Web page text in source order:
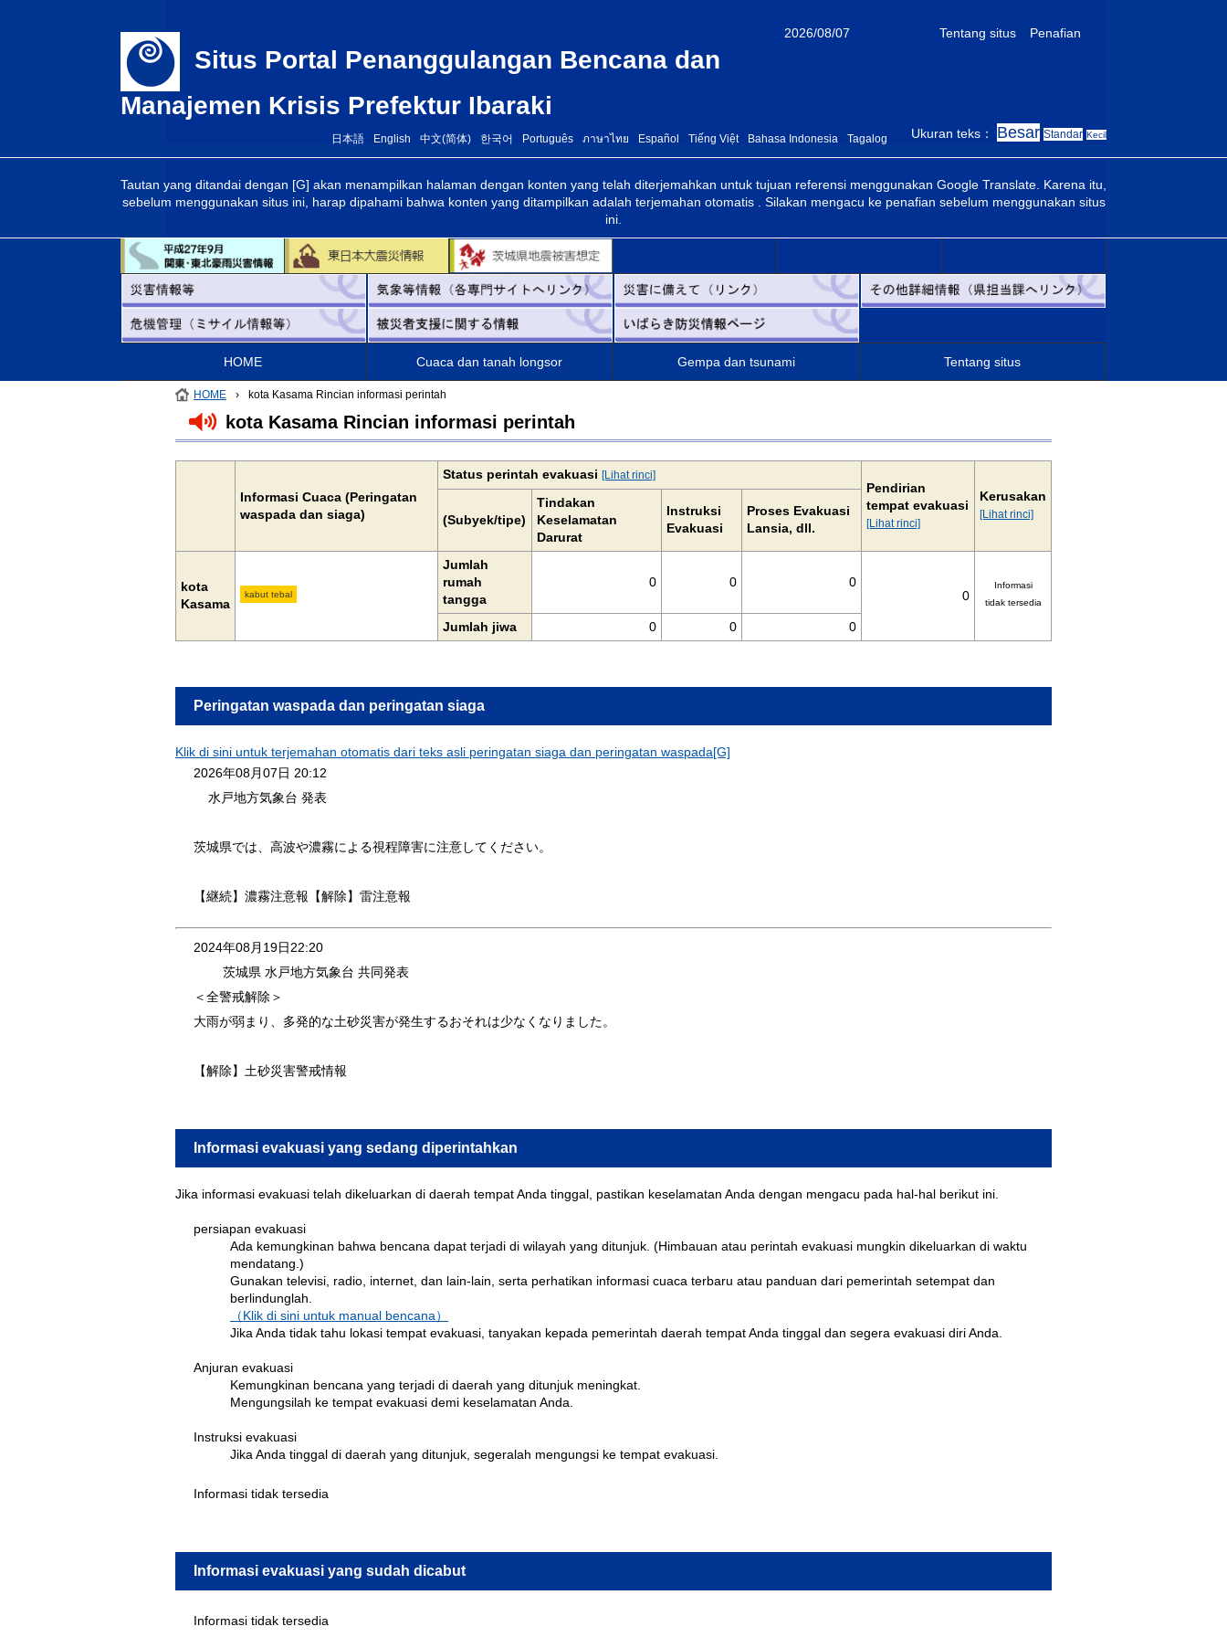
Situs Portal Penanggulangan Bencana dan
Manajemen Krisis Prefektur Ibaraki
2026/08/07 Tentang situs Penafian
Ukuran teks： Besar Standar Kecil
日本語 English 中文(简体) 한국어 Português ภาษาไทย Español Tiếng Việt Bahasa Indonesia Tagalog
Tautan yang ditandai dengan [G] akan menampilkan halaman dengan konten yang telah diterjemahkan untuk tujuan referensi menggunakan Google Translate. Karena itu,
sebelum menggunakan situs ini, harap dipahami bahwa konten yang ditampilkan adalah terjemahan otomatis . Silakan mengacu ke penafian sebelum menggunakan situs
ini.
HOME Cuaca dan tanah longsor Gempa dan tsunami Tentang situs
HOME › kota Kasama Rincian informasi perintah
kota Kasama Rincian informasi perintah
Informasi Cuaca (Peringatan
waspada dan siaga)
Status perintah evakuasi [Lihat rinci]
Pendirian
tempat evakuasi
[Lihat rinci]
Kerusakan
[Lihat rinci]
(Subyek/tipe)
Tindakan
Keselamatan
Darurat
Instruksi
Evakuasi
Proses Evakuasi
Lansia, dll.
kota
Kasama
kabut tebal
Jumlah
rumah
tangga
0 0
0
0
Informasi
tidak tersedia
Jumlah jiwa 0 0 0
Peringatan waspada dan peringatan siaga
Klik di sini untuk terjemahan otomatis dari teks asli peringatan siaga dan peringatan waspada[G]
2026年08月07日 20:12
水戸地方気象台 発表
茨城県では、高波や濃霧による視程障害に注意してください。
【継続】濃霧注意報【解除】雷注意報
2024年08月19日22:20
茨城県 水戸地方気象台 共同発表
＜全警戒解除＞
大雨が弱まり、多発的な土砂災害が発生するおそれは少なくなりました。
【解除】土砂災害警戒情報
Informasi evakuasi yang sedang diperintahkan
Jika informasi evakuasi telah dikeluarkan di daerah tempat Anda tinggal, pastikan keselamatan Anda dengan mengacu pada hal-hal berikut ini.
persiapan evakuasi
Ada kemungkinan bahwa bencana dapat terjadi di wilayah yang ditunjuk. (Himbauan atau perintah evakuasi mungkin dikeluarkan di waktu
mendatang.)
Gunakan televisi, radio, internet, dan lain-lain, serta perhatikan informasi cuaca terbaru atau panduan dari pemerintah setempat dan
berlindunglah.
（Klik di sini untuk manual bencana）
Jika Anda tidak tahu lokasi tempat evakuasi, tanyakan kepada pemerintah daerah tempat Anda tinggal dan segera evakuasi diri Anda.
Anjuran evakuasi
Kemungkinan bencana yang terjadi di daerah yang ditunjuk meningkat.
Mengungsilah ke tempat evakuasi demi keselamatan Anda.
Instruksi evakuasi
Jika Anda tinggal di daerah yang ditunjuk, segeralah mengungsi ke tempat evakuasi.
Informasi tidak tersedia
Informasi evakuasi yang sudah dicabut
Informasi tidak tersedia